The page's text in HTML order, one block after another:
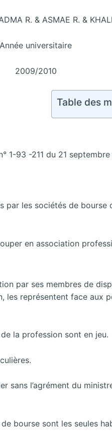
R. & ASMAE R. &
Année universitaire
2009/2010
Table des
1-93 -211 du 21 septembre
par les sociétés de bourse
en association
par ses membres de
les représentent face aux
la profession sont en jeu.
sans l’agrément du
bourse sont les seules